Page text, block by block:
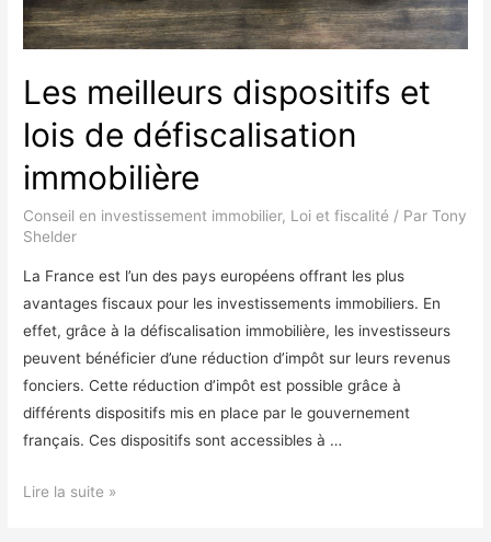
Les meilleurs dispositifs et
lois de défiscalisation
immobilière
Conseil en investissement immobilier, Loi et fiscalité / ParTony
Shelder
La France est l’un des pays européens offrant les plus
avantages fiscaux pour les investissements immobiliers. En
effet, grâce à la défiscalisation immobilière, les investisseurs
peuvent bénéficier d’une réduction d’impôt sur leurs revenus
fonciers. Cette réduction d’impôt est possible grâce à
différents dispositifs mis en place par le gouvernement
français. Ces dispositifs sont accessibles à …
Les
Lire la suite »